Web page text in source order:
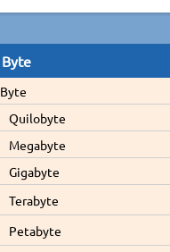
Byte
Byte
Quilobyte
Megabyte
Gigabyte
Terabyte
Petabyte